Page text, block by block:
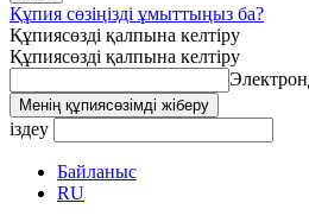
Құпия сөзіңізді ұмыттыңыз ба?
Құпиясөзді қалпына келтіру
Құпиясөзді қалпына келтіру
іздеу
Байланыс
RU